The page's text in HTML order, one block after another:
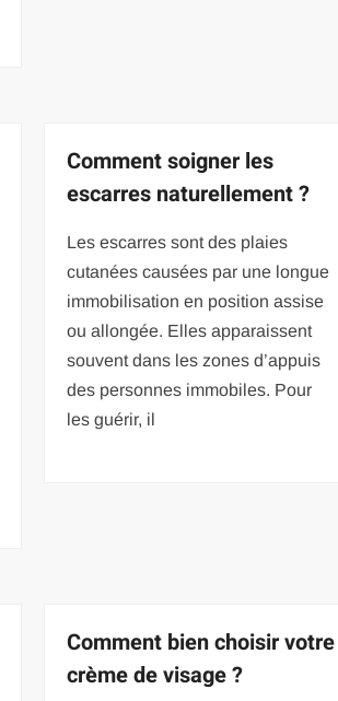
Comment soigner les
escarres naturellement ?
Les escarres sont des plaies
cutanées causées par une longue
immobilisation en position assise
ou allongée. Elles apparaissent
souvent dans les zones d’appuis
des personnes immobiles. Pour
les guérir, il
Comment bien choisir votre
crème de visage ?